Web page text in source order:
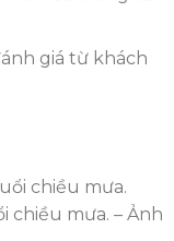
giá từ khách
chiều mưa. – Ảnh